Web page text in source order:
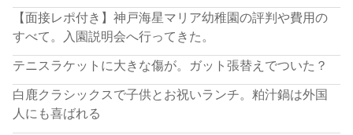
【面接レポ付き】神戸海星マリア幼稚園の評判や費用の
すべて。入園説明会へ行ってきた。
テニスラケットに大きな傷が。ガット張替えでついた？
白鹿クラシックスで子供とお祝いランチ。粕汁鍋は外国
人にも喜ばれる